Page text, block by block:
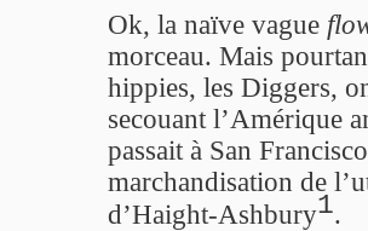
Ok, la naïve vague
morceau. Mais
hippies, les Diggers,
secouant l’Amérique
passait à San
marchandisation de
d’Haight-Ashbury1.